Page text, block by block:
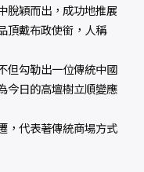
脫穎而出，成功地推展
頂戴布政使銜，人稱
但勾勒出一位傳統中國
今日的高壇樹立順變應
，代表著傳統商場方式